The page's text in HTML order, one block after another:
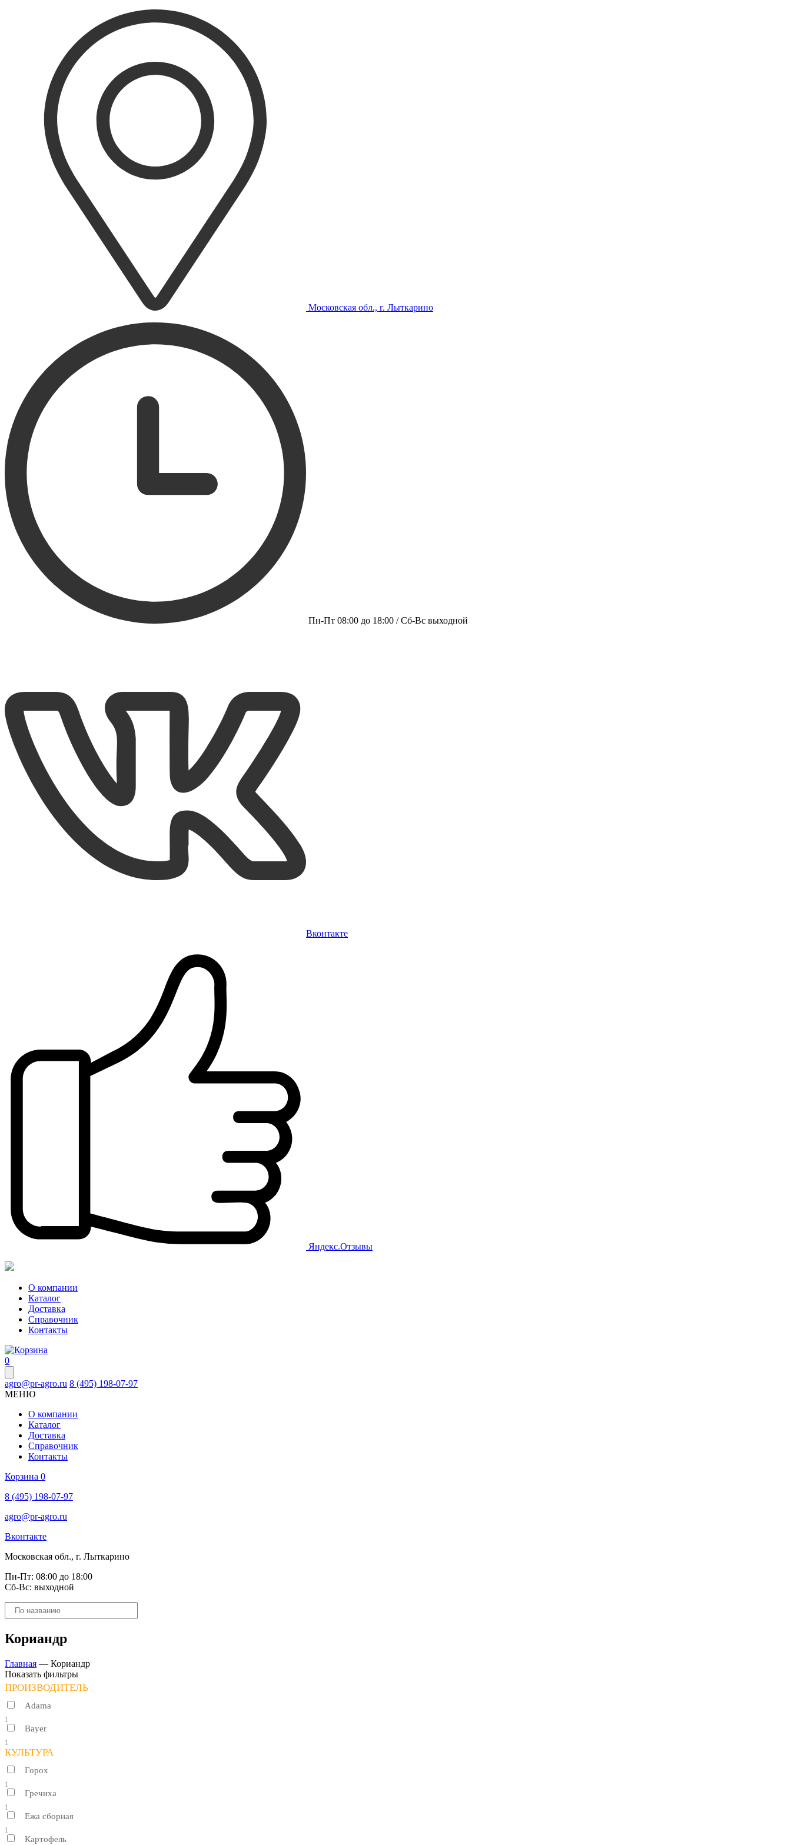
Московская обл., г. Лыткарино
Пн-Пт 08:00 до 18:00 / Сб-Вс выходной
Вконтакте
Яндекс.Отзывы
О компании
Каталог
Доставка
Справочник
Контакты
0
agro@pr-agro.ru 8 (495) 198-07-97
МЕНЮ
О компании
Каталог
Доставка
Справочник
Контакты
Корзина 0
8 (495) 198-07-97
agro@pr-agro.ru
Вконтакте
Московская обл., г. Лыткарино
Пн-Пт: 08:00 до 18:00
Сб-Вс: выходной
Поиск
товаров
Кориандр
Главная — Кориандр
Показать фильтры
ПРОИЗВОДИТЕЛЬ
Adama
1
Bayer
1
КУЛЬТУРА
Горох
1
Гречиха
1
Ежа сборная
1
Картофель